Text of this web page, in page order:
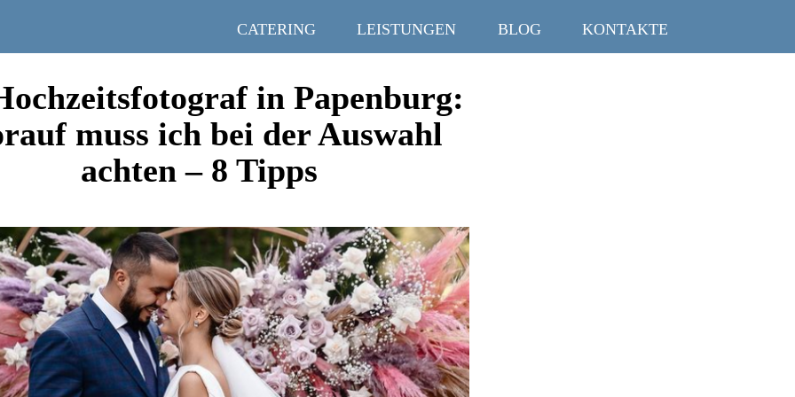
CATERING LEISTUNGEN BLOG KONTAKTE
in Papenburg:
muss ich bei der Auswahl
achten – 8 Tipps